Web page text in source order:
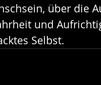
über die
und
Selbst.